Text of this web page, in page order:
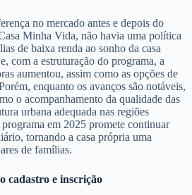
no mercado antes e depois do
Minha Vida, não havia uma política
de baixa renda ao sonho da casa
com a estruturação do programa, a
aumentou, assim como as opções de
enquanto os avanços são notáveis,
o acompanhamento da qualidade das
urbana adequada nas regiões
em 2025 promete continuar
tornando a casa própria uma
de famílias.
cadastro e inscrição